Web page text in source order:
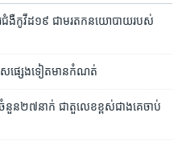
ជំងឺកូវីដ១៩ ជា​​មរតក​នយោបាយ​​របស់​
ស​ផ្សេង​ទៀត​មាន​កំណត់​
ន​២៧នាក់ ​ជា​តួ​លេខ​ខ្ពស់​ជាង​គេ​ចាប់